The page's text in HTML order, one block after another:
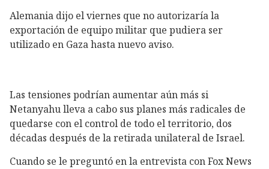
Alemania dijo el viernes que no autorizaría la
exportación de equipo militar que pudiera ser
utilizado en Gaza hasta nuevo aviso.
Las tensiones podrían aumentar aún más si
Netanyahu lleva a cabo sus planes más radicales de
quedarse con el control de todo el territorio, dos
décadas después de la retirada unilateral de Israel.
Cuando se le preguntó en la entrevista con Fox News